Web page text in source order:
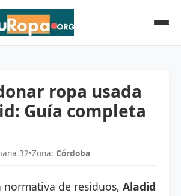
ropa usada
Guía completa
32•Zona: Córdoba
normativa de residuos, Aladid